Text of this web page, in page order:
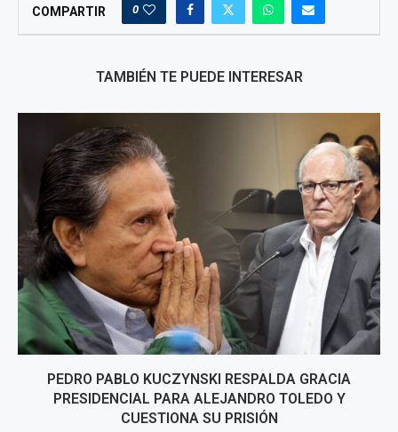
COMPARTIR 0
TAMBIÉN TE PUEDE INTERESAR
PEDRO PABLO KUCZYNSKI RESPALDA GRACIA
PRESIDENCIAL PARA ALEJANDRO TOLEDO Y
CUESTIONA SU PRISIÓN